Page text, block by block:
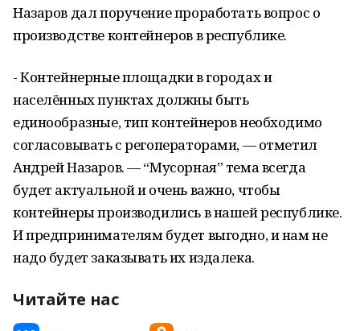
Назаров дал поручение проработать вопрос о
производстве контейнеров в республике.
- Контейнерные площадки в городах и
населённых пунктах должны быть
единообразные, тип контейнеров необходимо
согласовывать с регоператорами, — отметил
Андрей Назаров. — “Мусорная” тема всегда
будет актуальной и очень важно, чтобы
контейнеры производились в нашей республике.
И предпринимателям будет выгодно, и нам не
надо будет заказывать их издалека.
Читайте нас